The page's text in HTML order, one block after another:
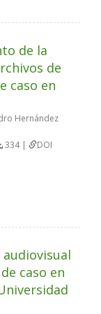
de la
de
caso en
Hernández
334 |
DOI
caso en